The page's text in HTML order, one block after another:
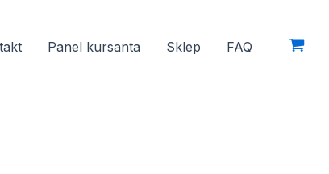
Panel kursanta Sklep FAQ